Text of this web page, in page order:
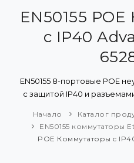
О КОМПАНИИ
ПРИМЕРЫ И РЕШЕНИЯ
КАТАЛОГ ПРОДУКЦИИ
ПРЕСС-ЦЕНТР
EN50155
c IP40
EN50155 8-портовые POE
с защитой IP40 и
Начало Каталог
EN50155 коммутаторы
POE Коммутаторы c